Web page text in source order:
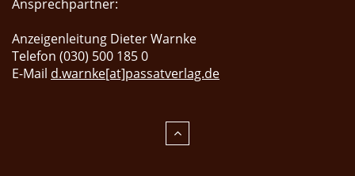
Ansprechpartner:
Anzeigenleitung Dieter Warnke
Telefon (030) 500 185 0
E-Mail d.warnke[at]passatverlag.de